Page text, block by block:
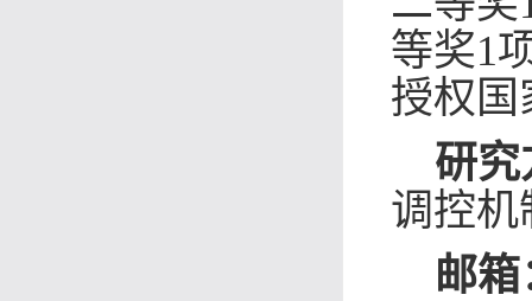
等奖1
授权国
研究
调控机
邮箱